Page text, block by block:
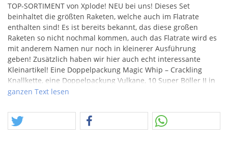
TOP-SORTIMENT von Xplode! NEU bei uns! Dieses Set
beinhaltet die größten Raketen, welche auch im Flatrate
enthalten sind! Es ist bereits bekannt, das diese großen
Raketen so nicht nochmal kommen, auch das Flatrate wird es
mit anderem Namen nur noch in kleinerer Ausführung
geben! Zusätzlich haben wir hier auch echt interessante
Kleinartikel! Eine Doppelpackung Magic Whip – Crackling
Knallkette, eine Doppelpackung Vulkane, 10 Super Böller II in
einer Sonderversion mit Hochglanzbanderolen, Flieger und
Superpreis!
ganzen Text lesen